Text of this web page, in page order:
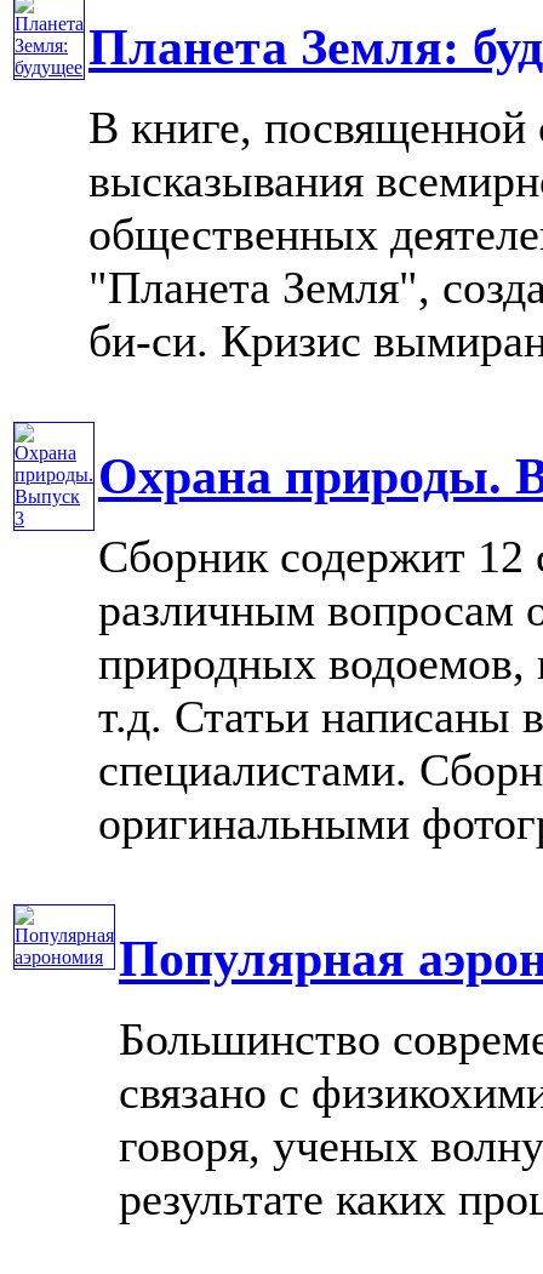
Планета Земля:
В книге,
высказывания
общественных
"Планета Земля",
би-си. Кризис
Охрана природы.
Сборник содержит 12
различным вопросам
природных водоемов,
т.д. Статьи написаны
специалистами.
оригинальными
Популярная
Большинство
связано с
говоря, ученых
результате каких